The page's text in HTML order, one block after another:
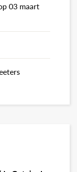
03 maart